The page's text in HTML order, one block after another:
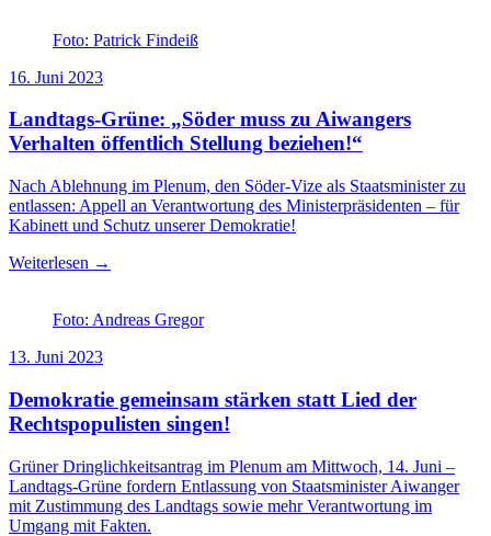
Foto: Patrick Findeiß
16. Juni 2023
Landtags-Grüne: „Söder muss zu Aiwangers
Verhalten öffentlich Stellung beziehen!“
Nach Ablehnung im Plenum, den Söder-Vize als Staatsminister zu
entlassen: Appell an Verantwortung des Ministerpräsidenten – für
Kabinett und Schutz unserer Demokratie!
Weiterlesen →
Foto: Andreas Gregor
13. Juni 2023
Demokratie gemeinsam stärken statt Lied der
Rechtspopulisten singen!
Grüner Dringlichkeitsantrag im Plenum am Mittwoch, 14. Juni –
Landtags-Grüne fordern Entlassung von Staatsminister Aiwanger
mit Zustimmung des Landtags sowie mehr Verantwortung im
Umgang mit Fakten.